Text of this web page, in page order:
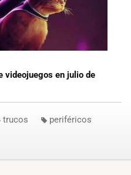
videojuegos en julio de
trucos periféricos